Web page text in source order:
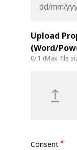
Upload
(Word/
0/ 1 (Max. file
Consent*